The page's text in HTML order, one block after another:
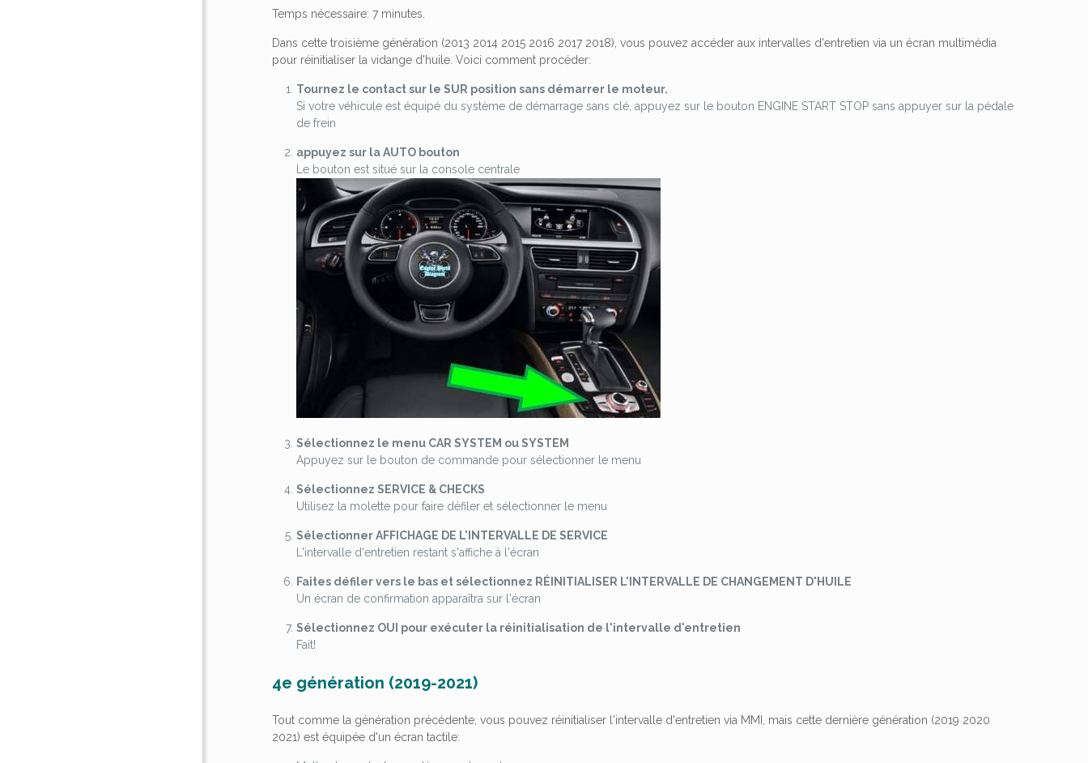
Temps nécessaire:7 minutes.
Dans cette troisième génération (2013 2014 2015 2016 2017 2018), vous pouvez accéder aux intervalles d'entretien via un écran multimédia
pour réinitialiser la vidange d'huile. Voici comment procéder:
Tournez le contact sur leSUR position sans démarrer le moteur.
Si votre véhicule est équipé du système de démarrage sans clé, appuyez sur le bouton ENGINE START STOP sans appuyer sur la pédale
de frein
appuyez sur laAUTO bouton
Le bouton est situé sur la console centrale
Sélectionnez le menu CAR SYSTEM ou SYSTEM
Appuyez sur le bouton de commande pour sélectionner le menu
Sélectionnez SERVICE & CHECKS
Utilisez la molette pour faire défiler et sélectionner le menu
SélectionnerAFFICHAGE DE L'INTERVALLE DE SERVICE
L'intervalle d'entretien restant s'affiche à l'écran
Faites défiler vers le bas et sélectionnez RÉINITIALISER L'INTERVALLE DE CHANGEMENT D'HUILE
Un écran de confirmation apparaîtra sur l'écran
Sélectionnez OUI pour exécuter la réinitialisation de l'intervalle d'entretien
Fait!
4e génération (2019-2021)
Tout comme la génération précédente, vous pouvez réinitialiser l'intervalle d'entretien via MMI, mais cette dernière génération (2019 2020
2021) est équipée d'un écran tactile: